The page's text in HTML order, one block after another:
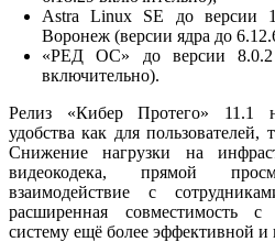
Astra Linux SE до версии
Воронеж (версии ядра до
«РЕД ОС» до версии 8.0.2
включительно).
Релиз «Кибер Протего» 11.1
удобства как для пользователей,
Снижение нагрузки на
видеокодека, прямой
взаимодействие с
расширенная совместимость
систему ещё более эффективной и